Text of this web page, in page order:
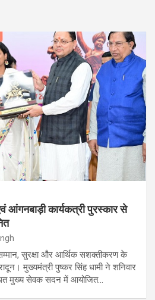
आंगनबाड़ी कार्यकत्री पुरस्कार से
सुरक्षा और आर्थिक सशक्तीकरण के
मुख्यमंत्री पुष्कर सिंह धामी ने शनिवार
मुख्य सेवक सदन में आयोजित…